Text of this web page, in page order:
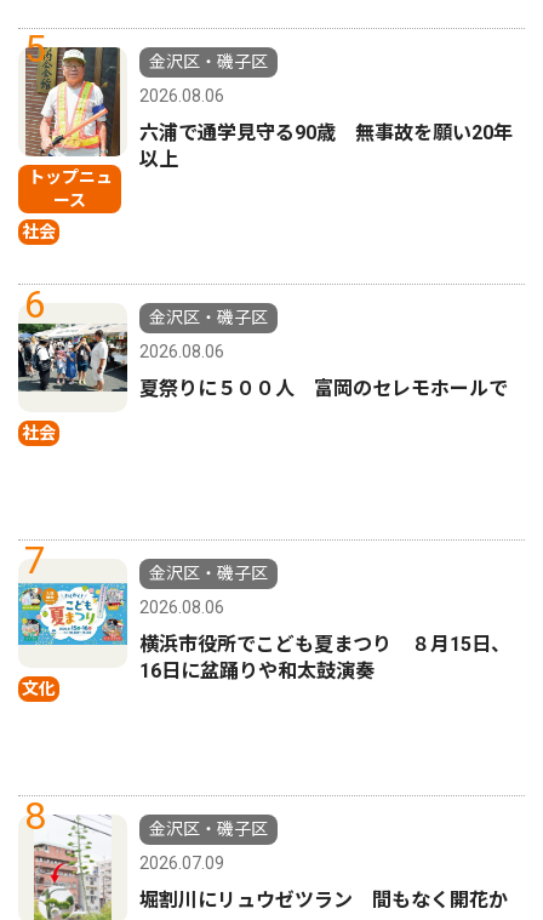
5
トップニュ
ース
社会
金沢区・磯子区
2026.08.06
六浦で通学見守る90歳 無事故を願い20年
以上
6
社会
金沢区・磯子区
2026.08.06
夏祭りに５００人 富岡のセレモホールで
7
文化
金沢区・磯子区
2026.08.06
横浜市役所でこども夏まつり ８月15日、
16日に盆踊りや和太鼓演奏
8
金沢区・磯子区
2026.07.09
堀割川にリュウゼツラン 間もなく開花か